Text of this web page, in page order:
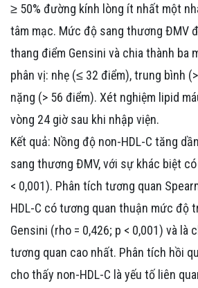
≥ 50% đường kính lòng ít nhất một
tâm mạc. Mức độ sang thương ĐMV
thang điểm Gensini và chia thành ba
phân vị: nhẹ (≤ 32 điểm), trung bình
nặng (> 56 điểm). Xét nghiệm lipid
vòng 24 giờ sau khi nhập viện.
Kết quả: Nồng độ non-HDL-C tăng
sang thương ĐMV, với sự khác biệt
< 0,001). Phân tích tương quan
HDL-C có tương quan thuận mức độ
Gensini (rho = 0,426; p < 0,001) và là
tương quan cao nhất. Phân tích hồi
cho thấy non-HDL-C là yếu tố liên